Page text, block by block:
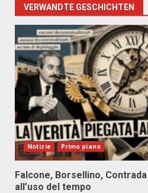
VERWANDTE GESCHICHTEN
Notizie Primo piano
Falcone, Borsellino,
all’uso del tempo